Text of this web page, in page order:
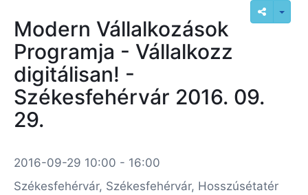
Modern Vállalkozások
Programja - Vállalkozz
digitálisan! -
Székesfehérvár 2016. 09.
29.
2016-09-29 10:00 - 16:00
Székesfehérvár, Székesfehérvár, Hosszúsétatér